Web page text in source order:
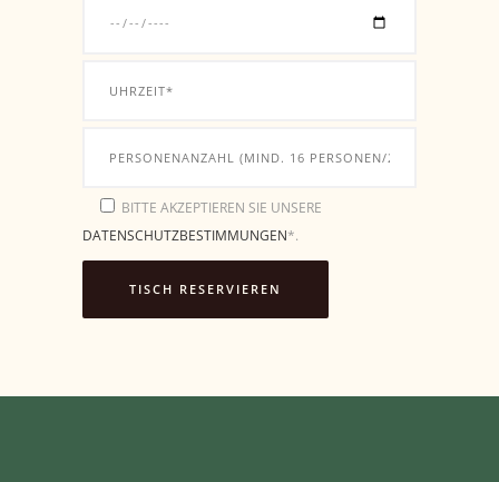
BITTE AKZEPTIEREN SIE UNSERE
DATENSCHUTZBESTIMMUNGEN*.